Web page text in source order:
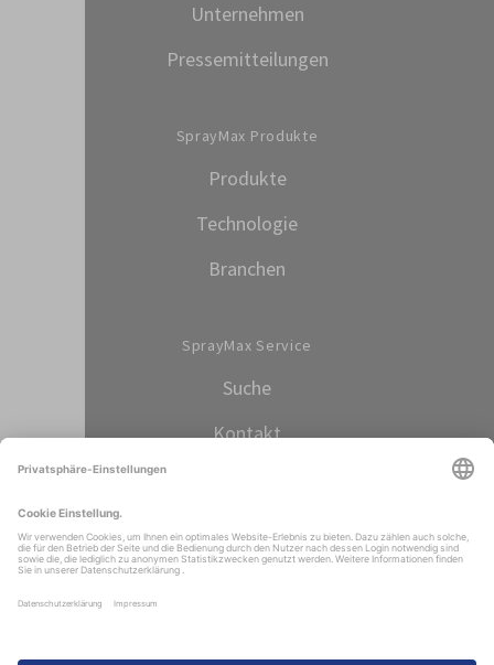
Unternehmen
Pressemitteilungen
SprayMax Produkte
Produkte
Technologie
Branchen
SprayMax Service
Suche
Kontakt
Sprache auswählen